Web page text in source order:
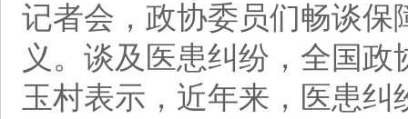
记者会，政协委员们畅谈
义。谈及医患纠纷，全国
玉村表示，近年来，医患